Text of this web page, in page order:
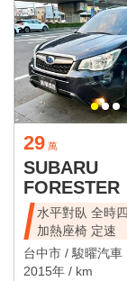
29 萬
SUBARU
FORESTER
水平對臥 全時
加熱座椅 定速
台中市 / 駿曜汽車
2015年 / km